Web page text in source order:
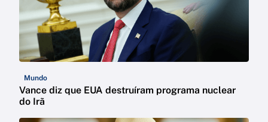
Mundo
Vance diz que EUA destruíram programa nuclear
do Irã